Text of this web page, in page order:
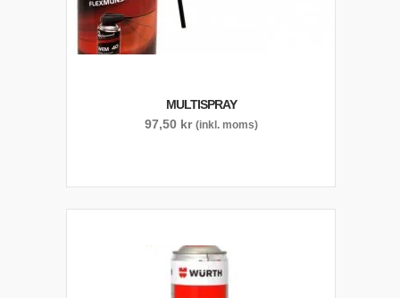
MULTISPRAY
97,50 kr (inkl. moms)